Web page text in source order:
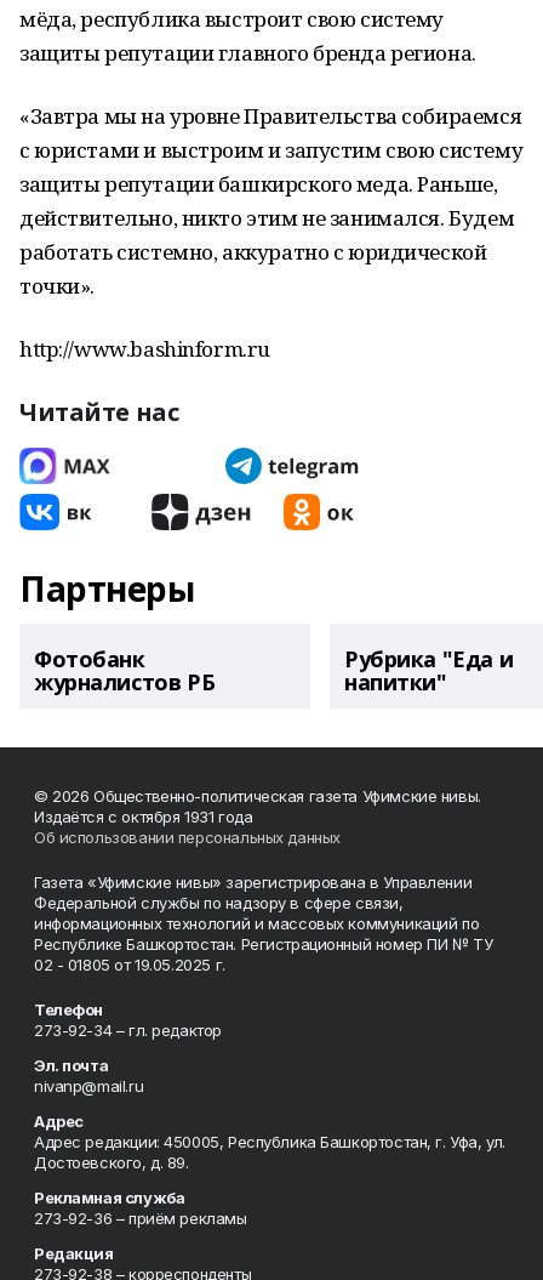
мёда, республика выстроит свою систему
защиты репутации главного бренда региона.
«Завтра мы на уровне Правительства собираемся
с юристами и выстроим и запустим свою систему
защиты репутации башкирского меда. Раньше,
действительно, никто этим не занимался. Будем
работать системно, аккуратно с юридической
точки».
http://www.bashinform.ru
Читайте нас
Партнеры
Фотобанк
журналистов РБ
Рубрика "Еда и
напитки"
© 2026 Общественно-политическая газета Уфимские нивы.
Издаётся с октября 1931 года
Об использовании персональных данных
Газета «Уфимские нивы» зарегистрирована в Управлении
Федеральной службы по надзору в сфере связи,
информационных технологий и массовых коммуникаций по
Республике Башкортостан. Регистрационный номер ПИ № ТУ
02 - 01805 от 19.05.2025 г.
Телефон
273-92-34 – гл. редактор
Эл. почта
nivanp@mail.ru
Адрес
Адрес редакции: 450005, Республика Башкортостан, г. Уфа, ул.
Достоевского, д. 89.
Рекламная служба
273-92-36 – приём рекламы
Редакция
273-92-38 – корреспонденты